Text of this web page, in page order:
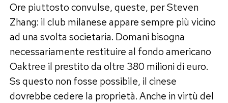
Ore piuttosto convulse, queste, per Steven
Zhang: il club milanese appare sempre più vicino
ad una svolta societaria. Domani bisogna
necessariamente restituire al fondo americano
Oaktree il prestito da oltre 380 milioni di euro.
Ss questo non fosse possibile, il cinese
dovrebbe cedere la proprietà. Anche in virtù del